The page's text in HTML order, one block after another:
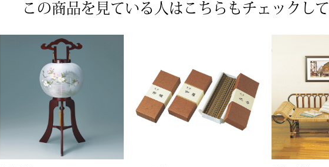
この商品を見ている人は こちらもチェックし